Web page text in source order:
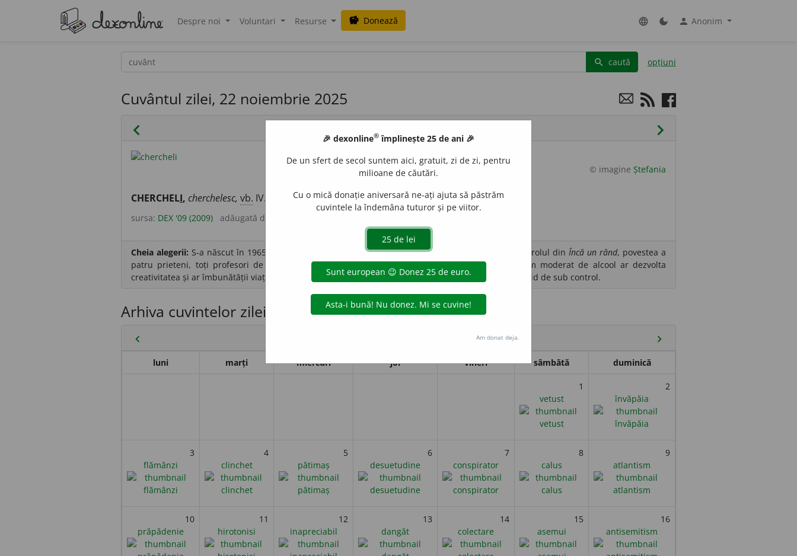
Despre noi Voluntari Resurse savings Donează language dark_mode person Anonim
search caută opțiuni
Cuvântul zilei, 22 noiembrie 2025
chevron_left chevron_right
© imagine Ștefania
CHERCHELI, cherchelesc, vb. IV. Fam.) A se îmbăta (ușor); a se ameți. –Et. nec.
sursa: DEX '09 (2009) adăugată de
Cheia alegerii: S-a născut în 1965 actorul danez Mads Mikkelsen, cunoscut printre altele și pentru rolul din Încă un rând, povestea a
patru prieteni, toți profesori de liceu, care decid să testeze o teorie conform căreia un consum moderat de alcool ar dezvolta
creativitatea și ar îmbunătății viața. Deși la început rezultatele sunt încurajatoare, situația scapă rapid de sub control.
Arhiva cuvintelor zilei
chevron_left chevron_right
luni marți miercuri joi vineri sâmbătă duminică
1
vetust
2
învăpăia
3
flămânzi
4
clinchet
5
pătimaș
6
desuetudine
7
conspirator
8
calus
9
atlantism
10
prăpădenie
11
hirotonisi
12
inapreciabil
13
dangăt
14
colectare
15
asemui
16
antisemitism
🎉 dexonline® împlinește 25 de ani 🎉
De un sfert de secol suntem aici, gratuit, zi de zi, pentru
milioane de căutări.
Cu o mică donație aniversară ne-ați ajuta să păstrăm
cuvintele la îndemâna tuturor și pe viitor.
Am donat deja.